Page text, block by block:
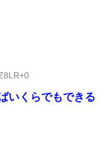
いくらでもできる